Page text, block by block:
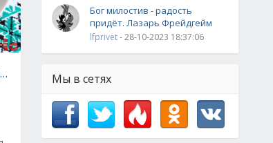
рецептов
Бог милостив - радость
придёт. Лазарь Фрейдгейм
lfprivet- 28-10-2023 18:37:06
Мы в сетях